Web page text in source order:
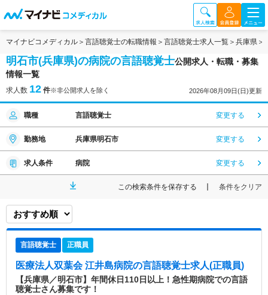
マイナビコメディカル 言語聴覚士の転職情報 言語聴覚士求人一覧 兵庫県
明石市(兵庫県)の病院の言語聴覚士公開求人・転職・募集
情報一覧
求人数 12 件※非公開求人を除く 2026年08月09日(日)更新
職種 言語聴覚士 変更する
勤務地 兵庫県明石市 変更する
求人条件 病院 変更する
この検索条件を保存する 条件をクリア
言語聴覚士 正職員
医療法人双葉会 江井島病院の言語聴覚士求人(正職員)
【兵庫県／明石市】年間休日110日以上！急性期病院での言語
聴覚士さん募集です！